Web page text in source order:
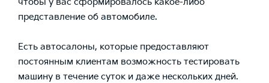
представление об автомобиле.
Есть автосалоны, которые предоставляют
постоянным клиентам возможность тестировать
машину в течение суток и даже нескольких дней.